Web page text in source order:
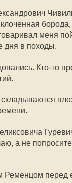
меня
дня в походы.
Кто-то
а не
перед